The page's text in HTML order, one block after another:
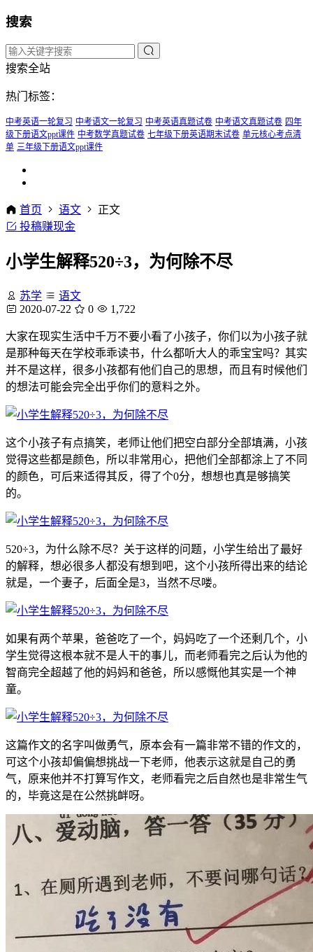
搜索
搜索全站
热门标签：
中考英语一轮复习 中考语文一轮复习 中考英语真题试卷 中考语文真题试卷 四年
级下册语文ppt课件 中考数学真题试卷 七年级下册英语期末试卷 单元核心考点清
单 三年级下册语文ppt课件
首页 语文
正文
投稿赚现金
小学生解释520÷3，为何除不尽
苏学
语文
2020-07-22
0 1,722
大家在现实生活中千万不要小看了小孩子，你们以为小孩子就
是那种每天在学校乖乖读书，什么都听大人的乖宝宝吗？其实
并不是这样，很多小孩都有他们自己的思想，而且有时候他们
的想法可能会完全出乎你们的意料之外。
这个小孩子有点搞笑，老师让他们把空白部分全部填满，小孩
觉得这些都是颜色，所以非常用心，把他们全部都涂上了不同
的颜色，可后来适得其反，得了个0分，想想也真是够搞笑
的。
520÷3，为什么除不尽？关于这样的问题，小学生给出了最好
的解释，想必很多人都没有想到吧，这个小孩所得出来的结论
就是，一个妻子，后面全是3，当然不尽喽。
如果有两个苹果，爸爸吃了一个，妈妈吃了一个还剩几个，小
学生觉得这根本就不是人干的事儿，而老师看完之后认为他的
智商完全超越了他的妈妈和爸爸，所以感慨他其实是一个神
童。
这篇作文的名字叫做勇气，原本会有一篇非常不错的作文的，
可这个小孩却偏偏想挑战一下老师，他表示这就是自己的勇
气，原来他并不打算写作文，老师看完之后自然也是非常生气
的，毕竟这是在公然挑衅呀。